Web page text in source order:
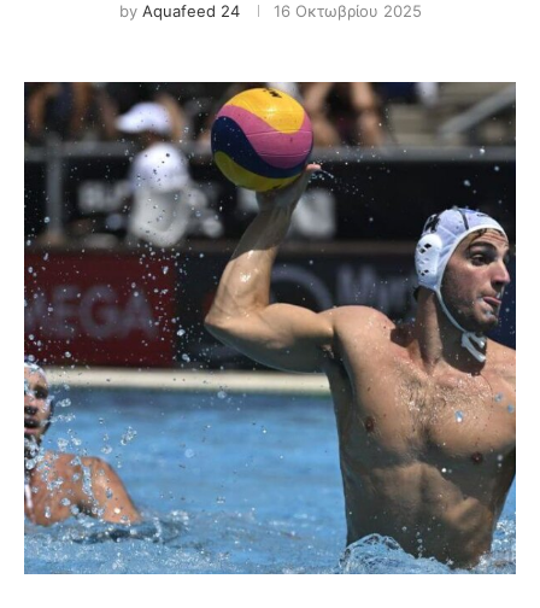
by Aquafeed 24 16 Οκτωβρίου 2025